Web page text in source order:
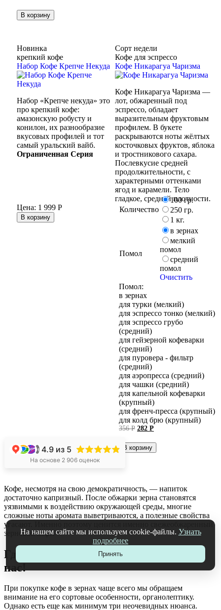
В корзину
Сорт недели
Кофе для эспрессо
Кофе Никарагуа Чаризма
Кофе Никарагуа Чаризма —
лот, обжаренный под
эспрессо, обладает
выразительным фруктовым
профилем. В букете
раскрываются ноты жёлтых
косточковых фруктов, яблока
и тростникового сахара.
Послевкусие средней
продолжительности, с
характерными оттенками
ягод и карамели. Тело
гладкое, средней плотности.
Количество
100 гр.
250 гр.
1 кг.
Помол
в зернах
мелкий
помол
средний
помол
Очистить
Помол:
в зернах
для турки (мелкий)
для эспрессо тонко (мелкий)
для эспрессо грубо
(средний)
для гейзерной кофеварки
(средний)
для пуровера - фильтр
(средний)
для аэропресса (средний)
для чашки (средний)
для капельной кофеварки
(крупный)
для френч-пресса (крупный)
для колд брю (крупный)
356Р Первоначальная
составляла
356 руб..
282 РТекущая
282 руб..
В корзину
Новинка
крепкий кофе
Набор Кофе Крепче Некуда
Набор «Крепче некуда» это
про крепкий кофе:
амазонскую робусту и
конилон, их разнообразие
вкусовых профилей и тот
самый уральский вайб.
Ограниченная Серия
Цена: 1 999 Р
В корзину
Кофе, несмотря на свою демократичность, — напиток
достаточно капризный. После обжарки зерна становятся
уязвимыми к воздействию окружающей среды, многие
сложные ноты аромата выветриваются, а полезные свойства
угасают. Именно поэтому ценится именно свежеобжаренный
зерновой кофе.
Где можно купить кофе в зернах? У
нас!
При покупке кофе в зернах чаще всего мы обращаем
внимание на его сортовые особенности, органолептику.
Однако есть еще как минимум три неочевидных нюанса.
На нашем сайте мы используем cookie-файлы. Узнать
подробнее
Принять
+1 4.9из 5
На основе 2 906 оценок